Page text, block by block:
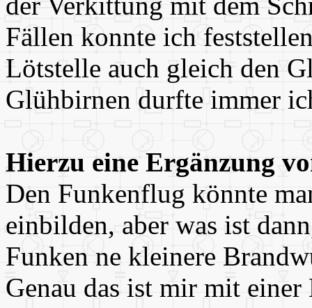
Fällen konnte ich
Lötstelle auch gleich den
Glühbirnen durfte immer
Hierzu eine Ergänzung
Den Funkenflug könnte
einbilden, aber was ist
Funken ne kleinere
Genau das ist mir mit